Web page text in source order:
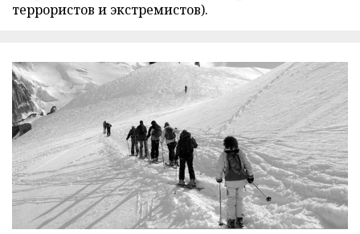
террористов и экстремистов).